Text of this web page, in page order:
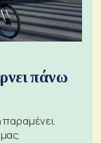
πάνω
παραμένει